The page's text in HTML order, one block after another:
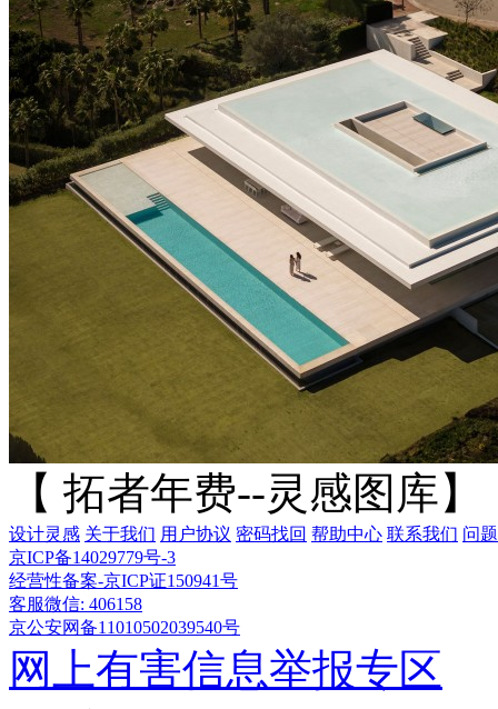
【 拓者年费--灵感图库】
设计灵感 关于我们 用户协议 密码找回 帮助中心 联系我们 问
京ICP备14029779号-3
经营性备案-京ICP证150941号
客服微信: 406158
京公安网备11010502039540号
网上有害信息举报专区